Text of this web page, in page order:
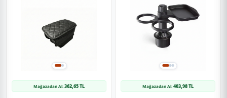
Mağazadan Al:362,65 TL Mağazadan Al:403,98 TL